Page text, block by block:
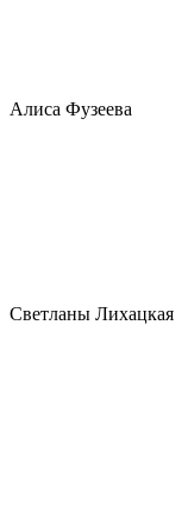
Алиса Фузеева
Светланы Лихацкая